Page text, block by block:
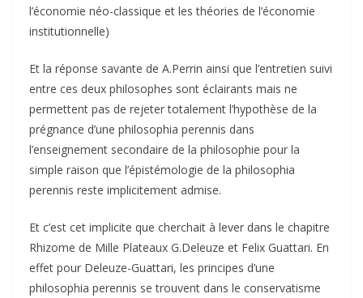
l’économie néo-classique et les théories de l’économie
institutionnelle)
Et la réponse savante de A.Perrin ainsi que l’entretien suivi
entre ces deux philosophes sont éclairants mais ne
permettent pas de rejeter totalement l’hypothèse de la
prégnance d’une philosophia perennis dans
l’enseignement secondaire de la philosophie pour la
simple raison que l’épistémologie de la philosophia
perennis reste implicitement admise.
Et c’est cet implicite que cherchait à lever dans le chapitre
Rhizome de Mille Plateaux G.Deleuze et Felix Guattari. En
effet pour Deleuze-Guattari, les principes d’une
philosophia perennis se trouvent dans le conservatisme